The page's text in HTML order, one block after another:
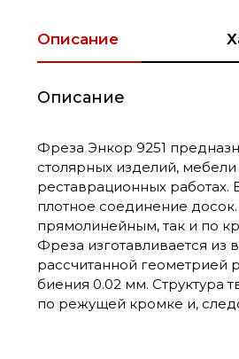
Описание
Описание
Фреза Энкор 9251
столярных изделий,
реставрационных
плотное соединение
прямолинейным, так и по
Фреза изготавливается из
рассчитанной геометрией
биения 0.02 мм. Структура
по режущей кромке и,